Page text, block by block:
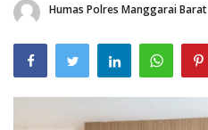
Lantas
Polisi Kita
Mitra Polisi
Humas Polres Manggarai Barat